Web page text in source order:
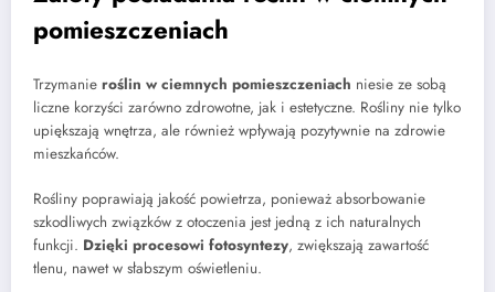
pomieszczeniach
Trzymanie roślin w ciemnych pomieszczeniach niesie ze sobą
liczne korzyści zarówno zdrowotne, jak i estetyczne. Rośliny nie tylko
upiększają wnętrza, ale również wpływają pozytywnie na zdrowie
mieszkańców.
Rośliny poprawiają jakość powietrza, ponieważ absorbowanie
szkodliwych związków z otoczenia jest jedną z ich naturalnych
funkcji. Dzięki procesowi fotosyntezy, zwiększają zawartość
tlenu, nawet w słabszym oświetleniu.